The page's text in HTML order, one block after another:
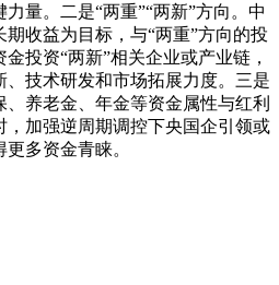
量。二是“两重”“两新”方向。中
收益为目标，与“两重”方向的投
投资“两新”相关企业或产业链，
技术研发和市场拓展力度。三是
养老金、年金等资金属性与红利
加强逆周期调控下央国企引领或
多资金青睐。